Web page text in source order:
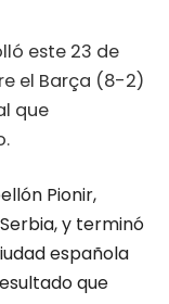
este 23 de
el Barça (8-2)
que
Pionir,
y terminó
española
que